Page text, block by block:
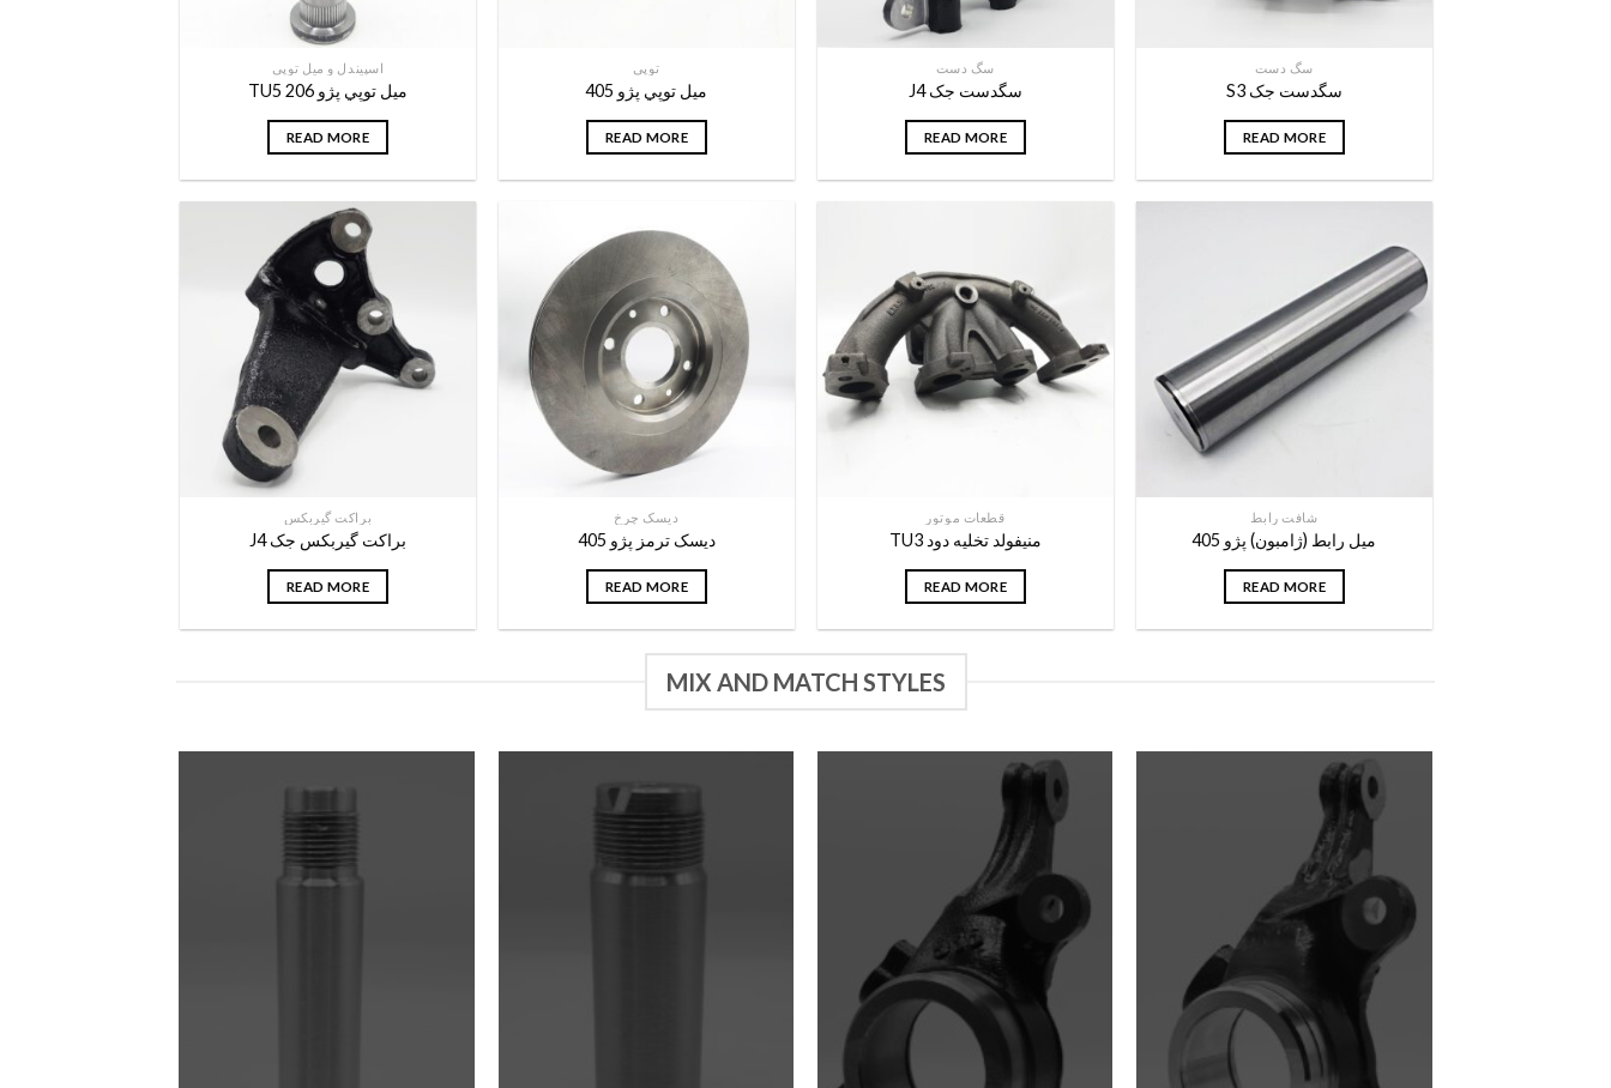
سگ دست
سگدست جک S3
READ MORE
سگ دست
سگدست جک J4
READ MORE
توپی
ميل توپي پژو 405
READ MORE
اسپیندل و میل توپی
ميل توپي پژو 206 TU5
READ MORE
شافت رابط
ميل رابط (ژامبون) پژو 405
READ MORE
قطعات موتور
منیفولد تخلیه دود TU3
READ MORE
دیسک چرخ
دیسک ترمز پژو 405
READ MORE
براکت گیربکس
براکت گیربکس جک J4
READ MORE
MIX AND MATCH STYLES